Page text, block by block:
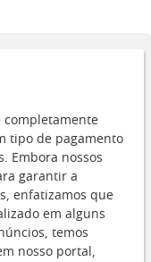
completamente
tipo de pagamento
Embora nossos
garantir a
enfatizamos que
em alguns
temos
nosso portal,